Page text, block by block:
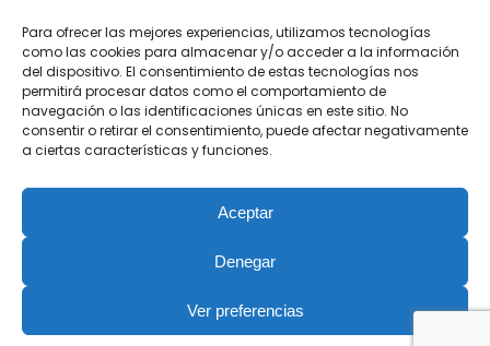
Para ofrecer las mejores experiencias, utilizamos tecnologías
como las cookies para almacenar y/o acceder a la información
del dispositivo. El consentimiento de estas tecnologías nos
permitirá procesar datos como el comportamiento de
navegación o las identificaciones únicas en este sitio. No
consentir o retirar el consentimiento, puede afectar negativamente
a ciertas características y funciones.
Aceptar
Denegar
Ver preferencias
Términos de Compra
Mapa del Sitio
Aviso Legal|Política de Privacidad|
Política de Cookies|Condiciones de compra|Mapa Web